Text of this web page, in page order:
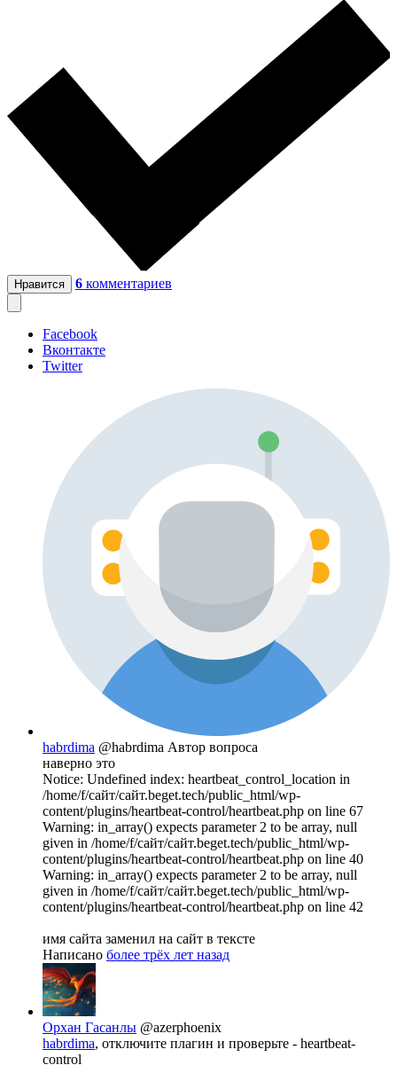
Нравится 6 комментариев
Facebook
Вконтакте
Twitter
habrdima @habrdima Автор вопроса
наверно это
Notice: Undefined index: heartbeat_control_location in
/home/f/сайт/сайт.beget.tech/public_html/wp-
content/plugins/heartbeat-control/heartbeat.php on line 67
Warning: in_array() expects parameter 2 to be array, null
given in /home/f/сайт/сайт.beget.tech/public_html/wp-
content/plugins/heartbeat-control/heartbeat.php on line 40
Warning: in_array() expects parameter 2 to be array, null
given in /home/f/сайт/сайт.beget.tech/public_html/wp-
content/plugins/heartbeat-control/heartbeat.php on line 42
имя сайта заменил на сайт в тексте
Написано более трёх лет назад
Орхан Гасанлы @azerphoenix
habrdima, отключите плагин и проверьте - heartbeat-
control